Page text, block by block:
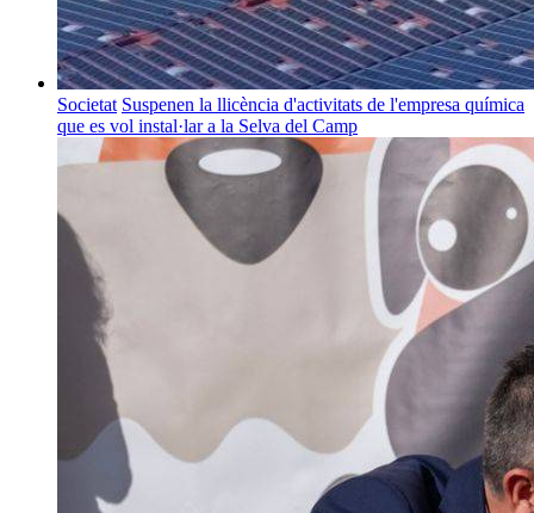
Societat Suspenen la llicència d'activitats de l'empresa química
que es vol instal·lar a la Selva del Camp